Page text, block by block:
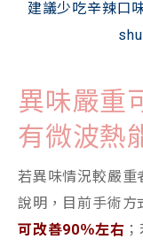
建議少吃辛辣口
異味嚴重
有微波熱
若異味情況較嚴重
說明，目前手術方
可改善90％左右